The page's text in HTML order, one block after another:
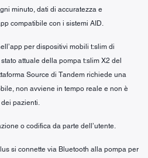
minuto, dati di accuratezza e
compatibile con i sistemi AID.
per dispositivi mobili t:slim di
attuale della pompa t:slim X2 del
Source di Tandem richiede una
non avviene in tempo reale e non è
pazienti.
o codifica da parte dell’utente.
si connette via Bluetooth alla pompa per